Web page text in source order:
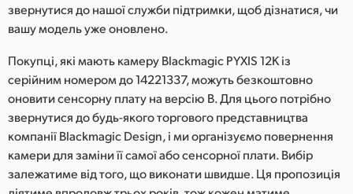
звернутися до нашої служби підтримки, щоб дізнатися, чи
вашу модель уже оновлено.
Покупці, які мають камеру Blackmagic PYXIS 12K із
серійним номером до 14221337, можуть безкоштовно
оновити сенсорну плату на версію B. Для цього потрібно
звернутися до будь-якого торгового представництва
компанії Blackmagic Design, і ми організуємо повернення
камери для заміни її самої або сенсорної плати. Вибір
залежатиме від того, що виконати швидше. Ця пропозиція